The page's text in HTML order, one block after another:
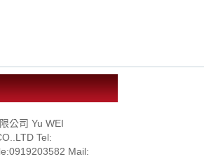
公司 Yu WEI
Tel:
Mail: